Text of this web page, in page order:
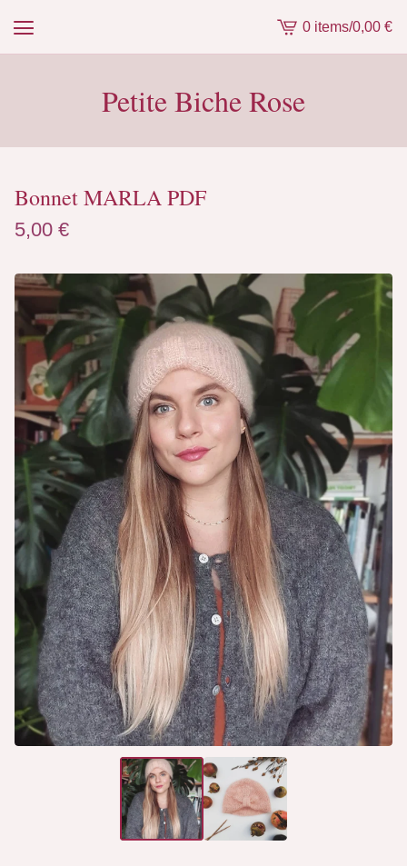
View
cart
0 items/0,00 €
Petite Biche Rose
Bonnet MARLA PDF
5,00 €